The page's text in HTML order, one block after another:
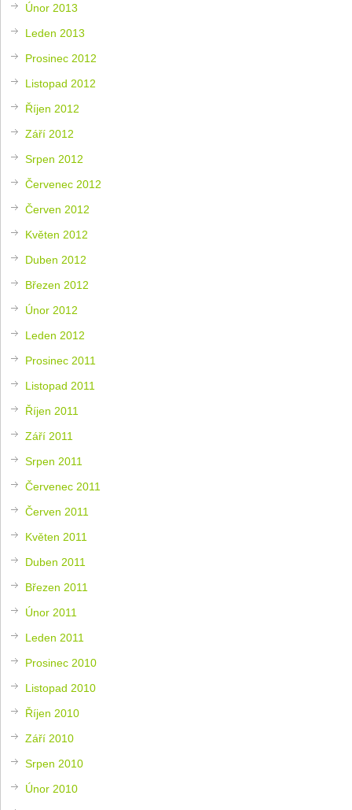
Únor 2013
Leden 2013
Prosinec 2012
Listopad 2012
Říjen 2012
Září 2012
Srpen 2012
Červenec 2012
Červen 2012
Květen 2012
Duben 2012
Březen 2012
Únor 2012
Leden 2012
Prosinec 2011
Listopad 2011
Říjen 2011
Září 2011
Srpen 2011
Červenec 2011
Červen 2011
Květen 2011
Duben 2011
Březen 2011
Únor 2011
Leden 2011
Prosinec 2010
Listopad 2010
Říjen 2010
Září 2010
Srpen 2010
Únor 2010